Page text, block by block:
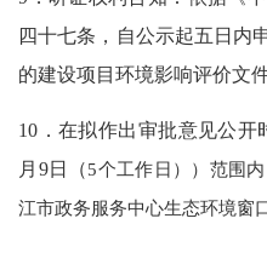
四十七条，自公示起五日内
的建设项目环境影响评价文
10．在拟作出审批意见公开
月 9日（5个工作日））范围
江市政务服务中心生态环境